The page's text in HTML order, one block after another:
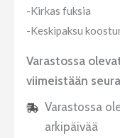
-Kirkas fuksia
-Keskipaksu
Varastossa
viimeistään
Varastossa
arkipäivää